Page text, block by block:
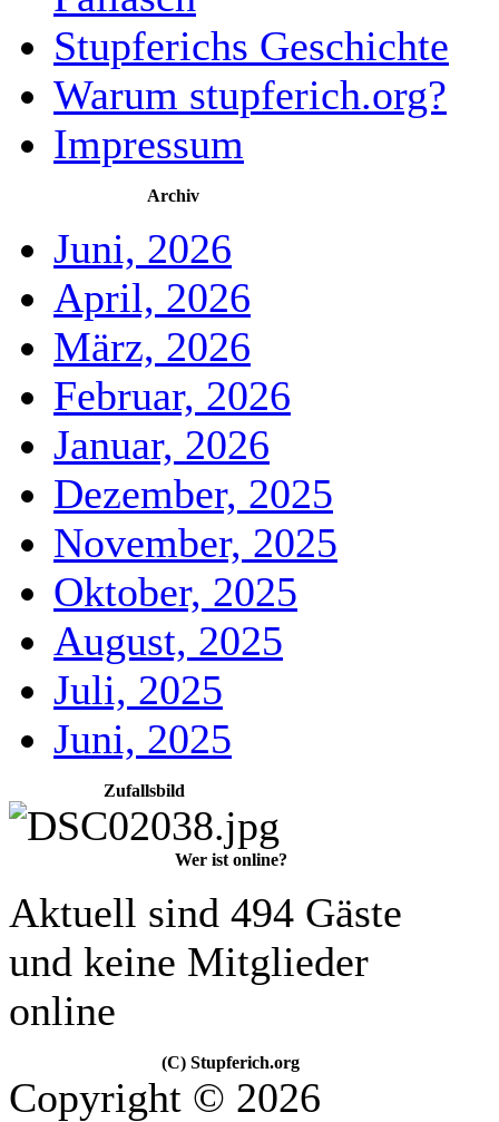
Stupferichs Geschichte
Warum stupferich.org?
Impressum
Archiv
Juni, 2026
April, 2026
März, 2026
Februar, 2026
Januar, 2026
Dezember, 2025
November, 2025
Oktober, 2025
August, 2025
Juli, 2025
Juni, 2025
Zufallsbild
Wer ist online?
Aktuell sind 494 Gäste
und keine Mitglieder
online
(C) Stupferich.org
Copyright © 2026